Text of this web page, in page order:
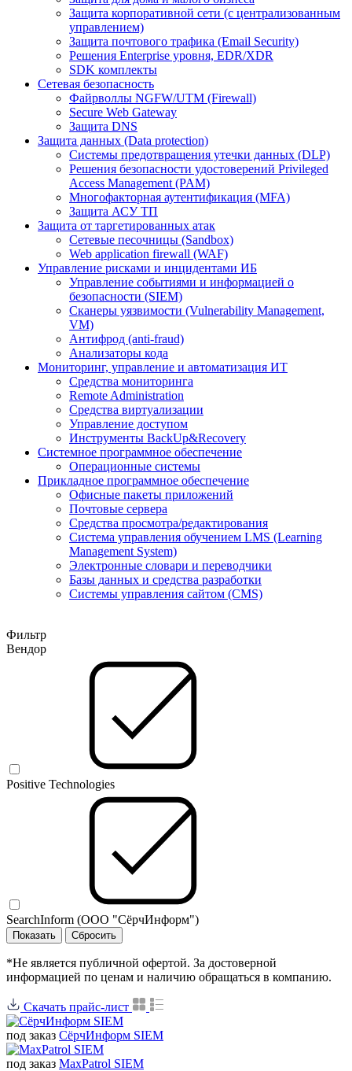
Защита корпоративной сети (с централизованным
управлением)
Защита почтового трафика (Email Security)
Решения Enterprise уровня, EDR/XDR
SDK комплекты
Сетевая безопасность
Файрволлы NGFW/UTM (Firewall)
Secure Web Gateway
Защита DNS
Защита данных (Data protection)
Системы предотвращения утечки данных (DLP)
Решения безопасности удостоверений Privileged
Access Management (PAM)
Многофакторная аутентификация (MFA)
Защита АСУ ТП
Защита от таргетированных атак
Сетевые песочницы (Sandbox)
Web application firewall (WAF)
Управление рисками и инцидентами ИБ
Управление событиями и информацией о
безопасности (SIEM)
Сканеры уязвимости (Vulnerability Management,
VM)
Антифрод (anti-fraud)
Анализаторы кода
Мониторинг, управление и автоматизация ИТ
Средства мониторинга
Remote Administration
Средства виртуализации
Управление доступом
Инструменты BackUp&Recovery
Системное программное обеспечение
Операционные системы
Прикладное программное обеспечение
Офисные пакеты приложений
Почтовые сервера
Средства просмотра/редактирования
Система управления обучением LMS (Learning
Management System)
Электронные словари и переводчики
Базы данных и средства разработки
Системы управления сайтом (CMS)
Фильтр
Вендор
Positive Technologies
SearchInform (ООО "СёрчИнформ")
*Не является публичной офертой. За достоверной
информацией по ценам и наличию обращаться в компанию.
Скачать прайс-лист
под заказ СёрчИнформ SIEM
под заказ MaxPatrol SIEM